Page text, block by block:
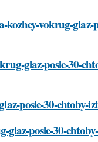
vokrug-glaz-
glaz-posle-30-
posle-30-chtoby-
posle-30-